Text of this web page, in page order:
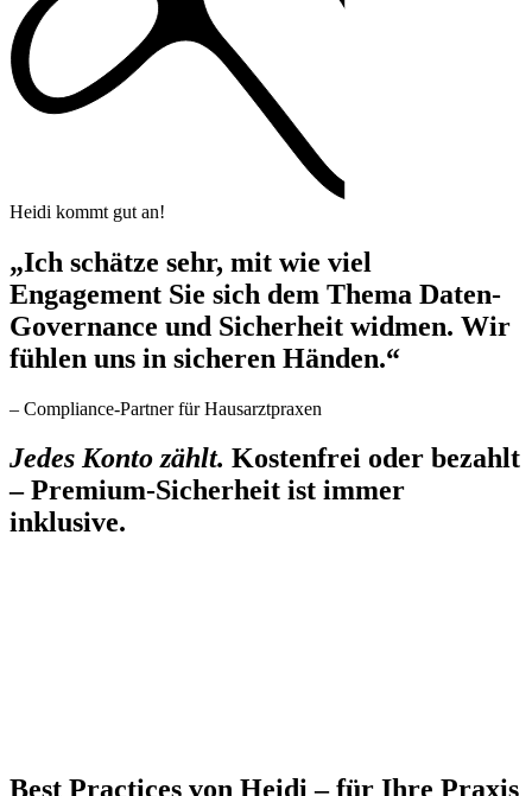
Heidi kommt gut an!
„Ich schätze sehr, mit wie viel
Engagement Sie sich dem Thema Daten-
Governance und Sicherheit widmen. Wir
fühlen uns in sicheren Händen.“
– Compliance-Partner für Hausarztpraxen
Jedes Konto zählt. Kostenfrei oder bezahlt
– Premium-Sicherheit ist immer
inklusive.
Best Practices von Heidi – für Ihre Praxis